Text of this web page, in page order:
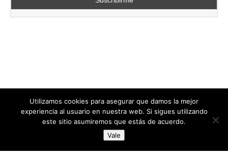
directoresdeseguridad.es
Diseñado por Centro Andaluz de Estudios y Entrenamiento
Utilizamos cookies para asegurar que damos la mejor
experiencia al usuario en nuestra web. Si sigues utilizando
este sitio asumiremos que estás de acuerdo.
Vale